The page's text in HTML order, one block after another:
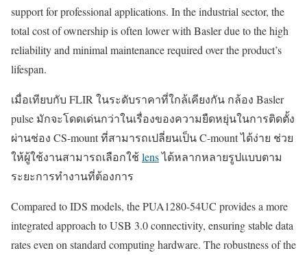
support for professional applications. In the industrial sector, the
total cost of ownership is often lower with Basler due to the high
reliability and minimal maintenance required over the product’s
lifespan.
เมื่อเทียบกับ FLIR ในระดับราคาที่ใกล้เคียงกัน กล้อง Basler
pulse มักจะโดดเด่นกว่าในเรื่องของความยืดหยุ่นในการติดตั้ง
ผ่านช่อง CS-mount ที่สามารถเปลี่ยนเป็น C-mount ได้ง่าย ช่วย
ให้ผู้ใช้งานสามารถเลือกใช้lensได้หลากหลายรูปแบบตาม
ระยะการทำงานที่ต้องการ
Compared to IDS models, the PUA1280-54UC provides a more
integrated approach to USB 3.0 connectivity, ensuring stable data
rates even on standard computing hardware. The robustness of the